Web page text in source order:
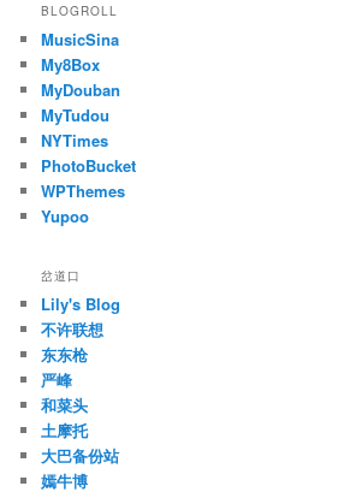
e
g
o
r
i
e
s
BLOGROLL
MusicSina
My8Box
MyDouban
MyTudou
NYTimes
PhotoBucket
WPThemes
Yupoo
岔道口
Lily's Blog
不许联想
东东枪
严峰
和菜头
土摩托
大巴备份站
嫣牛博